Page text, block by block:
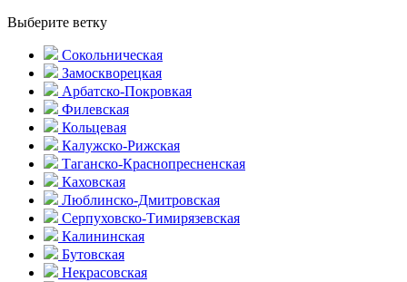
Выберите ветку
Сокольническая
Замоскворецкая
Арбатско-Покровкая
Филевская
Кольцевая
Калужско-Рижская
Таганско-Краснопресненская
Каховская
Люблинско-Дмитровская
Серпуховско-Тимирязевская
Калининская
Бутовская
Некрасовская